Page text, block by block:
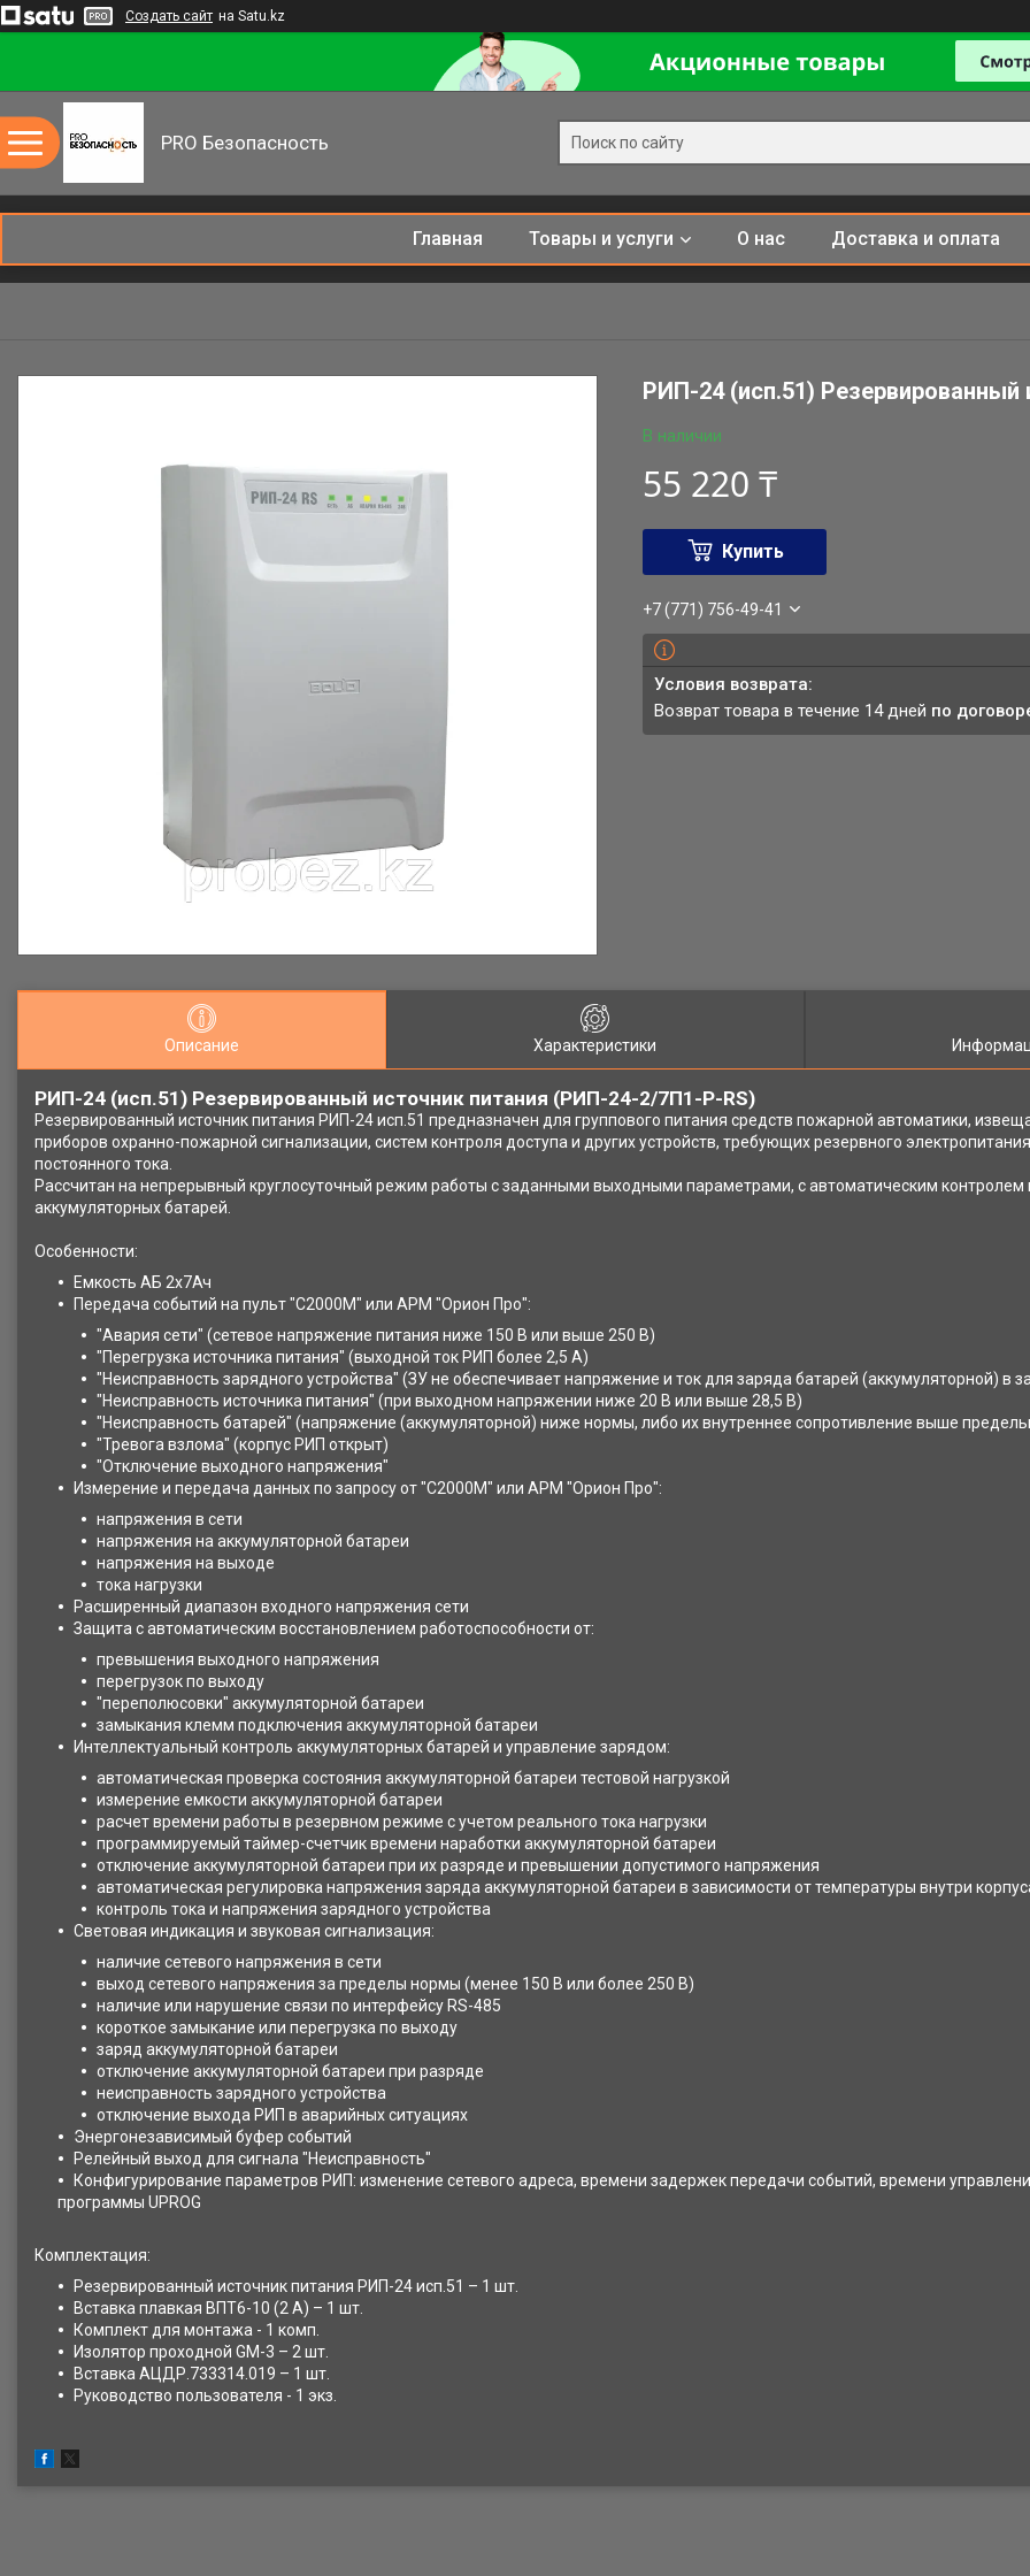
Создать сайт на Satu.kz
PRO Безопасность
Главная Товары и услуги О нас Доставка и оплата
РИП-24 (исп.51)
В наличии
55 220 ₸
Купить
+7 (771) 756-49-41
возврат товара в течение 14 дней по
Описание Характеристики
РИП-24 (исп.51) Резервированный источник питания (РИП-24-2/7П1-Р-RS)
Резервированный источник питания РИП-24 исп.51 предназначен для группового питания средств пожарной автоматики,
приборов охранно-пожарной сигнализации, систем контроля доступа и других устройств, требующих резервного
постоянного тока.
Рассчитан на непрерывный круглосуточный режим работы с заданными выходными параметрами, с автоматическим
аккумуляторных батарей.
Особенности:
Емкость АБ 2х7Ач
Передача событий на пульт "С2000М" или АРМ "Орион Про":
"Авария сети" (сетевое напряжение питания ниже 150 В или выше 250 В)
"Перегрузка источника питания" (выходной ток РИП более 2,5 А)
"Неисправность зарядного устройства" (ЗУ не обеспечивает напряжение и ток для заряда батарей (аккумуляторной) в
"Неисправность источника питания" (при выходном напряжении ниже 20 В или выше 28,5 В)
"Неисправность батарей" (напряжение (аккумуляторной) ниже нормы, либо их внутреннее сопротивление выше
"Тревога взлома" (корпус РИП открыт)
"Отключение выходного напряжения"
Измерение и передача данных по запросу от "С2000М" или АРМ "Орион Про":
напряжения в сети
напряжения на аккумуляторной батареи
напряжения на выходе
тока нагрузки
Расширенный диапазон входного напряжения сети
Защита с автоматическим восстановлением работоспособности от:
превышения выходного напряжения
перегрузок по выходу
"переполюсовки" аккумуляторной батареи
замыкания клемм подключения аккумуляторной батареи
Интеллектуальный контроль аккумуляторных батарей и управление зарядом:
автоматическая проверка состояния аккумуляторной батареи тестовой нагрузкой
измерение емкости аккумуляторной батареи
расчет времени работы в резервном режиме с учетом реального тока нагрузки
программируемый таймер-счетчик времени наработки аккумуляторной батареи
отключение аккумуляторной батареи при их разряде и превышении допустимого напряжения
автоматическая регулировка напряжения заряда аккумуляторной батареи в зависимости от температуры внутри
контроль тока и напряжения зарядного устройства
Световая индикация и звуковая сигнализация:
наличие сетевого напряжения в сети
выход сетевого напряжения за пределы нормы (менее 150 В или более 250 В)
наличие или нарушение связи по интерфейсу RS-485
короткое замыкание или перегрузка по выходу
заряд аккумуляторной батареи
отключение аккумуляторной батареи при разряде
неисправность зарядного устройства
отключение выхода РИП в аварийных ситуациях
Энергонезависимый буфер событий
Релейный выход для сигнала "Неисправность"
Конфигурирование параметров РИП: изменение сетевого адреса, времени задержек передачи событий, времени
программы UPROG
Комплектация:
Резервированный источник питания РИП-24 исп.51 – 1 шт.
Вставка плавкая ВПТ6-10 (2 А) – 1 шт.
Комплект для монтажа - 1 комп.
Изолятор проходной GM-3 – 2 шт.
Вставка АЦДР.733314.019 – 1 шт.
Руководство пользователя - 1 экз.